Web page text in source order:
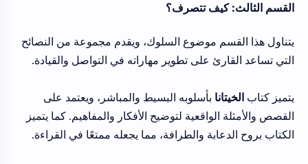
القسم الثالث: كيف تتصرف؟
يتناول هذا القسم موضوع السلوك، ويقدم مجموعة من النصائح
التي تساعد القارئ على تطوير مهاراته في التواصل والقيادة.
يتميز كتاب الخيتانا بأسلوبه البسيط والمباشر، ويعتمد على
القصص والأمثلة الواقعية لتوضيح الأفكار والمفاهيم. كما يتميز
الكتاب بروح الدعابة والطرافة، مما يجعله ممتعًا في القراءة.